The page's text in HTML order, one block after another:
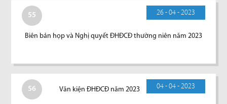
55 26 - 04 - 2023
Biên bản họp và Nghị quyết ĐHĐCĐ thường niên năm 2023
56 04 - 04 - 2023
Văn kiện ĐHĐCĐ năm 2023